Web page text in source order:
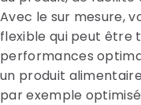
Avec le sur mesure,
flexible qui peut
performances
un produit
par exemple